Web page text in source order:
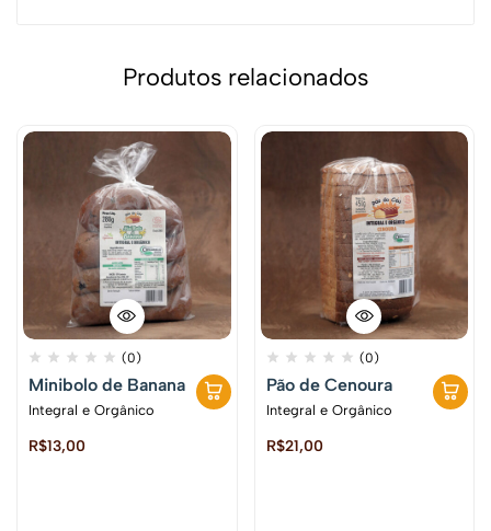
Produtos relacionados
(0)
Minibolo de Banana
Integral e Orgânico
R$13,00
(0)
Pão de Cenoura
Integral e Orgânico
R$21,00